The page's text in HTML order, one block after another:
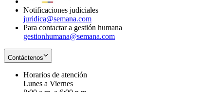
Notificaciones judiciales
juridica@semana.com
Para contactar a gestión humana
gestionhumana@semana.com
Contáctenos
Horarios de atención
Lunes a Viernes